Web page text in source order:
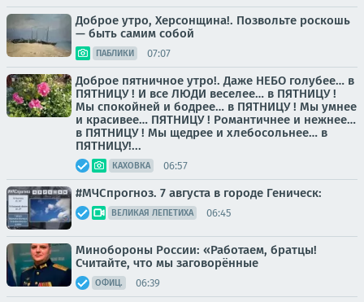
Доброе утро, Херсонщина!. Позвольте роскошь
— быть самим собой
ПАБЛИКИ 07:07
Доброе пятничное утро!. Даже НЕБО голубее… в
ПЯТНИЦУ ! И все ЛЮДИ веселее… в ПЯТНИЦУ !
Мы спокойней и бодрее… в ПЯТНИЦУ ! Мы умнее
и красивее… ПЯТНИЦУ ! Романтичнее и нежнее…
в ПЯТНИЦУ ! Мы щедрее и хлебосольнее… в
ПЯТНИЦУ!...
КАХОВКА 06:57
#МЧСпрогноз. 7 августа в городе Геническ:
ВЕЛИКАЯ ЛЕПЕТИХА 06:45
Минобороны России: «Работаем, братцы!
Считайте, что мы заговорённые
ОФИЦ. 06:39